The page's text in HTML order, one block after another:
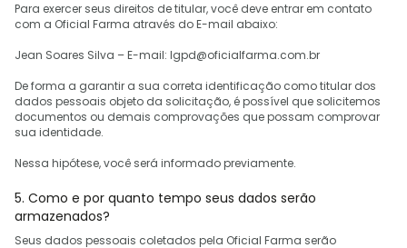
Para exercer seus direitos de titular, você deve entrar em contato
com a Oficial Farma através do E-mail abaixo:
Jean Soares Silva – E-mail: lgpd@oficialfarma.com.br
De forma a garantir a sua correta identificação como titular dos
dados pessoais objeto da solicitação, é possível que solicitemos
documentos ou demais comprovações que possam comprovar
sua identidade.
Nessa hipótese, você será informado previamente.
5. Como e por quanto tempo seus dados serão
armazenados?
Seus dados pessoais coletados pela Oficial Farma serão